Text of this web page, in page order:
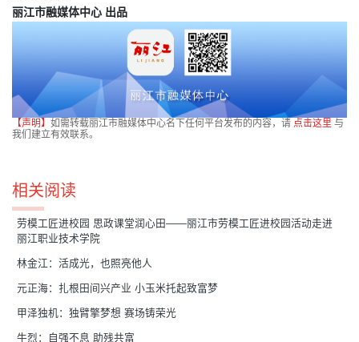
丽江市融媒体中心 出品
【声明】 如需转载丽江市融媒体中心名下任何平台发布的内容，请 点击这里 与
我们建立有效联系。
相关阅读
劳模工匠进校园 思政课堂润心田——丽江市劳模工匠进校园活动走进
丽江职业技术学院
林金江：活成光，也照亮他人
元正海：扎根田间兴产业 小玉米托起致富梦
甲泽独机：独臂擎梦想 赛场铸荣光
牛烈：自强不息 助残共富